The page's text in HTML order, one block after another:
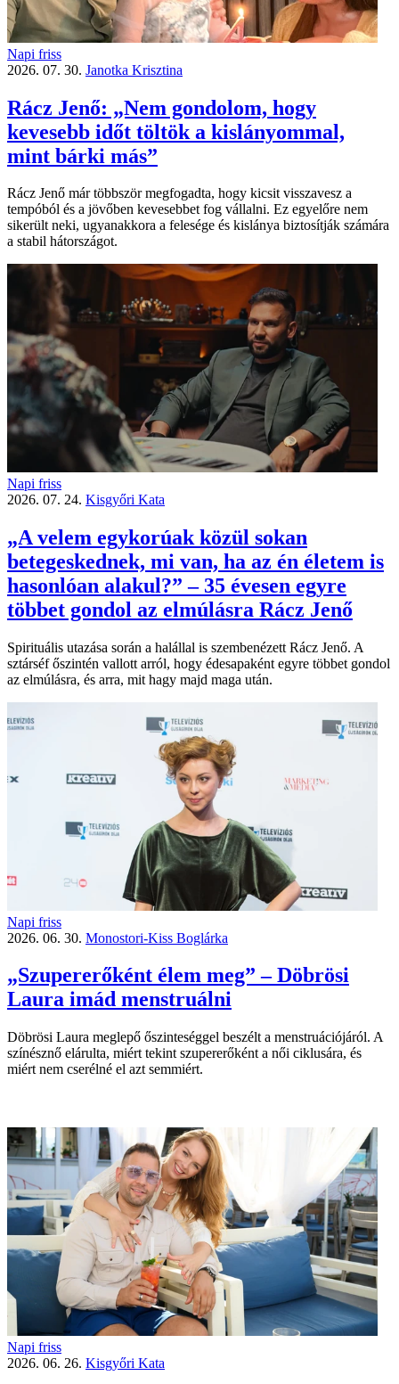
Napi friss
2026. 07. 30. Janotka Krisztina
Rácz Jenő: „Nem gondolom, hogy
kevesebb időt töltök a kislányommal,
mint bárki más”
Rácz Jenő már többször megfogadta, hogy kicsit visszavesz a
tempóból és a jövőben kevesebbet fog vállalni. Ez egyelőre nem
sikerült neki, ugyanakkora a felesége és kislánya biztosítják számára
a stabil hátországot.
Napi friss
2026. 07. 24. Kisgyőri Kata
„A velem egykorúak közül sokan
betegeskednek, mi van, ha az én életem is
hasonlóan alakul?” – 35 évesen egyre
többet gondol az elmúlásra Rácz Jenő
Spirituális utazása során a halállal is szembenézett Rácz Jenő. A
sztárséf őszintén vallott arról, hogy édesapaként egyre többet gondol
az elmúlásra, és arra, mit hagy majd maga után.
Napi friss
2026. 06. 30. Monostori-Kiss Boglárka
„Szupererőként élem meg” – Döbrösi
Laura imád menstruálni
Döbrösi Laura meglepő őszinteséggel beszélt a menstruációjáról. A
színésznő elárulta, miért tekint szupererőként a női ciklusára, és
miért nem cserélné el azt semmiért.
Napi friss
2026. 06. 26. Kisgyőri Kata